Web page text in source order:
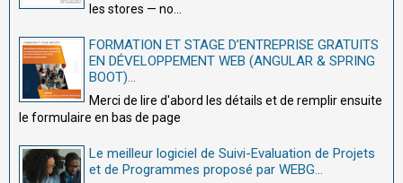
les stores — no...
FORMATION ET STAGE D’ENTREPRISE GRATUITS
EN DÉVELOPPEMENT WEB (ANGULAR & SPRING
BOOT)...
Merci de lire d'abord les détails et de remplir ensuite
le formulaire en bas de page
Le meilleur logiciel de Suivi-Evaluation de Projets
et de Programmes proposé par WEBG...